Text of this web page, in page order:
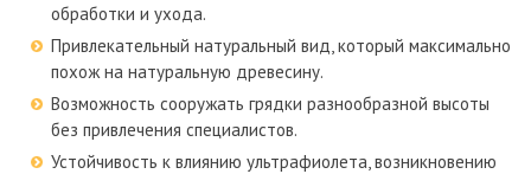
обработки и ухода.
Привлекательный натуральный вид, который максимально
похож на натуральную древесину.
Возможность сооружать грядки разнообразной высоты
без привлечения специалистов.
Устойчивость к влиянию ультрафиолета, возникновению